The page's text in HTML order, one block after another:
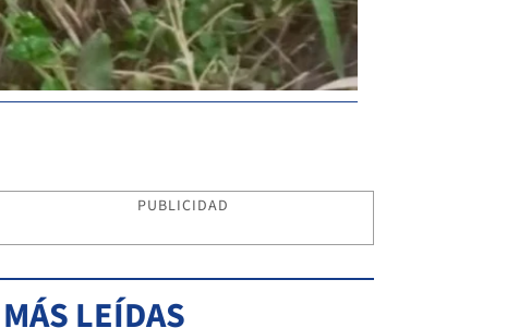
PUBLICIDAD
MÁS LEÍDAS